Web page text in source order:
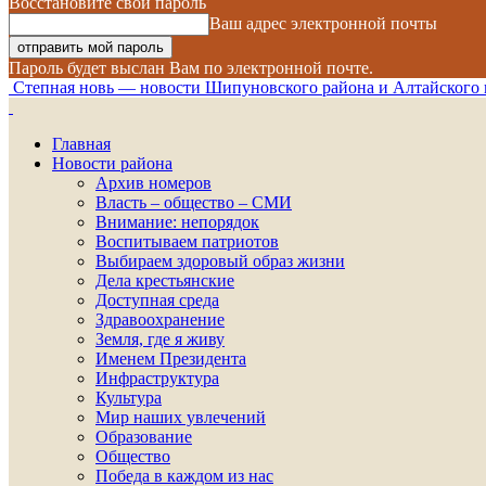
Ваш адрес электронной почты
Пароль будет выслан Вам по электронной почте.
Степная новь — новости Шипуновского района и Алтайского
Главная
Новости района
Архив номеров
Власть – общество – СМИ
Внимание: непорядок
Воспитываем патриотов
Выбираем здоровый образ жизни
Дела крестьянские
Доступная среда
Здравоохранение
Земля, где я живу
Именем Президента
Инфраструктура
Культура
Мир наших увлечений
Образование
Общество
Победа в каждом из нас